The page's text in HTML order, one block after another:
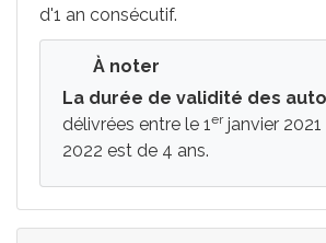
d'1 an consécutif.
À noter
La durée de validité des
délivrées entre le 1erjanvier
2022 est de 4 ans.